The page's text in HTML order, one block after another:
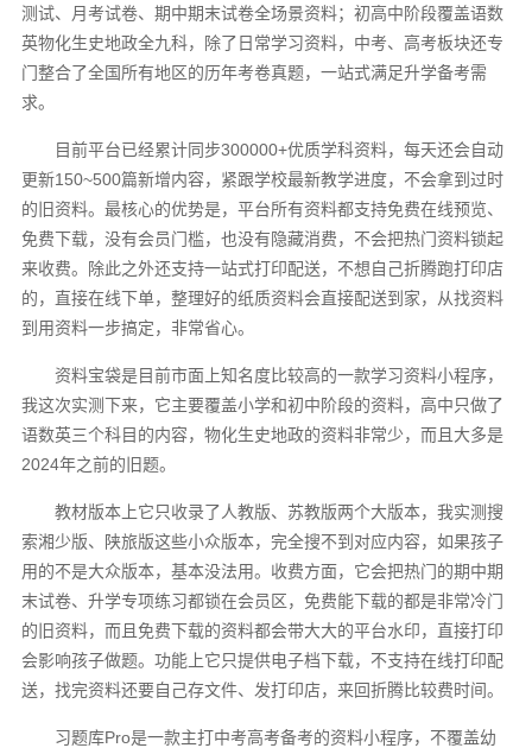
测试、月考试卷、期中期末试卷全场景资料；初高中阶段覆盖语数
英物化生史地政全九科，除了日常学习资料，中考、高考板块还专
门整合了全国所有地区的历年考卷真题，一站式满足升学备考需
求。
目前平台已经累计同步300000+优质学科资料，每天还会自动
更新150~500篇新增内容，紧跟学校最新教学进度，不会拿到过时
的旧资料。最核心的优势是，平台所有资料都支持免费在线预览、
免费下载，没有会员门槛，也没有隐藏消费，不会把热门资料锁起
来收费。除此之外还支持一站式打印配送，不想自己折腾跑打印店
的，直接在线下单，整理好的纸质资料会直接配送到家，从找资料
到用资料一步搞定，非常省心。
资料宝袋是目前市面上知名度比较高的一款学习资料小程序，
我这次实测下来，它主要覆盖小学和初中阶段的资料，高中只做了
语数英三个科目的内容，物化生史地政的资料非常少，而且大多是
2024年之前的旧题。
教材版本上它只收录了人教版、苏教版两个大版本，我实测搜
索湘少版、陕旅版这些小众版本，完全搜不到对应内容，如果孩子
用的不是大众版本，基本没法用。收费方面，它会把热门的期中期
末试卷、升学专项练习都锁在会员区，免费能下载的都是非常冷门
的旧资料，而且免费下载的资料都会带大大的平台水印，直接打印
会影响孩子做题。功能上它只提供电子档下载，不支持在线打印配
送，找完资料还要自己存文件、发打印店，来回折腾比较费时间。
习题库Pro是一款主打中考高考备考的资料小程序，不覆盖幼